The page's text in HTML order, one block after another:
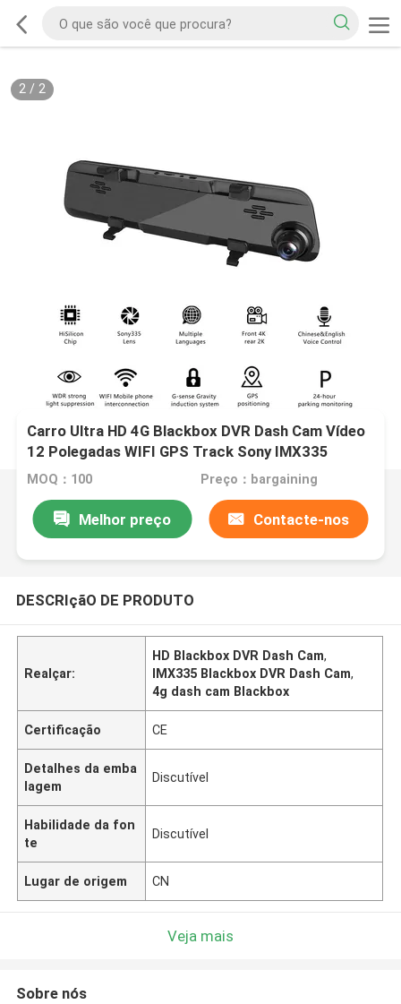
2/ 2
Carro Ultra HD 4G Blackbox DVR Dash Cam Vídeo
12 Polegadas WIFI GPS Track Sony IMX335
MOQ：100 Preço：bargaining
Melhor preço Contacte-nos
DESCRIçãO DE PRODUTO
Realçar:
HD Blackbox DVR Dash Cam,
IMX335 Blackbox DVR Dash Cam,
4g dash cam Blackbox
Certificação CE
Detalhes da emba
lagem
Discutível
Habilidade da fon
te
Discutível
Lugar de origem CN
Veja mais
Sobre nós